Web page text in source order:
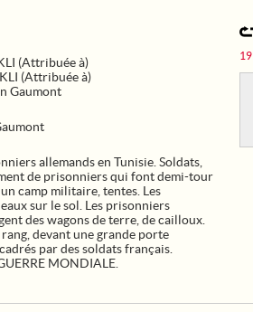
(Attribuée à)
(Attribuée à)
Gaumont
allemands en Tunisie. Soldats,
de prisonniers qui font demi-tour
camp militaire, tentes. Les
sur le sol. Les prisonniers
des wagons de terre, de cailloux.
devant une grande porte
par des soldats français.
MONDIALE.